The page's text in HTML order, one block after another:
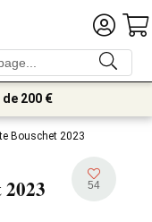
200 €
Bouschet 2023
2023 54